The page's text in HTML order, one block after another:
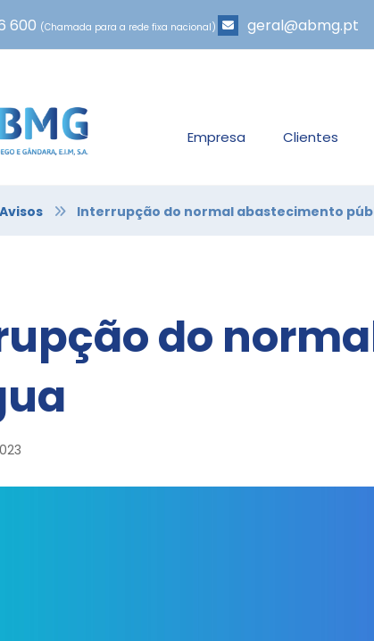
600 (Chamada para a rede fixa nacional) geral@abmg.pt
Empresa Clientes
Avisos Interrupção do normal abastecimento
do